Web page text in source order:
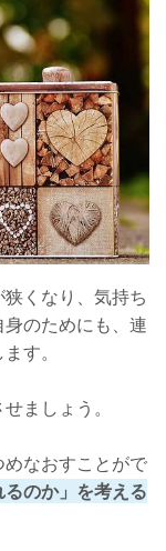
くなり、気持ち
のためにも、連
す。
ましょう。
なおすことがで
るのか」を考える